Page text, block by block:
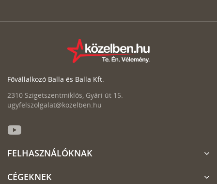
Fővállalkozó Balla és Balla Kft.
2310 Szigetszentmiklós, Gyári út 15.
ugyfelszolgalat@kozelben.hu
FELHASZNÁLÓKNAK
CÉGEKNEK